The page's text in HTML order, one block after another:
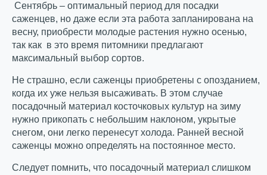
Сентябрь – оптимальный период для посадки
саженцев, но даже если эта работа запланирована на
весну, приобрести молодые растения нужно осенью,
так как в это время питомники предлагают
максимальный выбор сортов.
Не страшно, если саженцы приобретены с опозданием,
когда их уже нельзя высаживать. В этом случае
посадочный материал косточковых культур на зиму
нужно прикопать с небольшим наклоном, укрытые
снегом, они легко перенесут холода. Ранней весной
саженцы можно определять на постоянное место.
Следует помнить, что посадочный материал слишком